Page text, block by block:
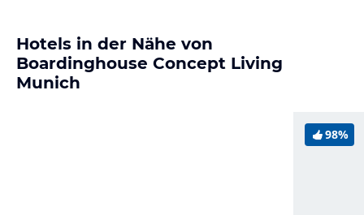
Hotels in der Nähe von
Boardinghouse Concept Living
Munich
98%